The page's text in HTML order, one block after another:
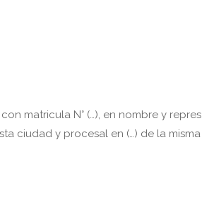
matricula N° (…), en nombre y
ciudad y procesal en (…) de la misma